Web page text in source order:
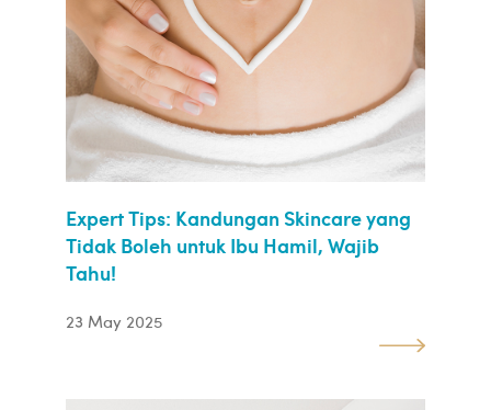
Expert Tips: Kandungan Skincare yang
Tidak Boleh untuk Ibu Hamil, Wajib
Tahu!
23 May 2025